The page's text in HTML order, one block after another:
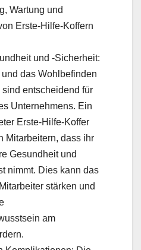
Wartung und
Erste-Hilfe-Koffern
und -Sicherheit:
das Wohlbefinden
entscheidend für
Unternehmens. Ein
Erste-Hilfe-Koffer
Mitarbeitern, dass ihr
Gesundheit und
nimmt. Dies kann das
stärken und
am